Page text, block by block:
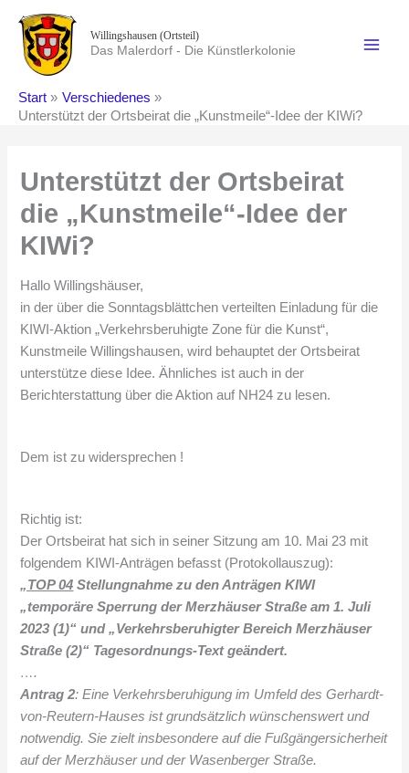
Inhalt
springen
Willingshausen (Ortsteil)
Das Malerdorf - Die Künstlerkolonie
Start
Verschiedenes
Unterstützt der Ortsbeirat die „Kunstmeile“-Idee der KIWi?
Unterstützt der Ortsbeirat
die „Kunstmeile“-Idee der
KIWi?
Hallo Willingshäuser,
in der über die Sonntagsblättchen verteilten Einladung für die
KIWI-Aktion „Verkehrsberuhigte Zone für die Kunst“,
Kunstmeile Willingshausen, wird behauptet der Ortsbeirat
unterstütze diese Idee. Ähnliches ist auch in der
Berichterstattung über die Aktion auf NH24 zu lesen.
Dem ist zu widersprechen !
Richtig ist:
Der Ortsbeirat hat sich in seiner Sitzung am 10. Mai 23 mit
folgendem KIWI-Anträgen befasst (Protokollauszug):
„TOP 04 Stellungnahme zu den Anträgen KIWI
„temporäre Sperrung der Merzhäuser Straße am 1. Juli
2023 (1)“ und „Verkehrsberuhigter Bereich Merzhäuser
Straße (2)“ Tagesordnungs-Text geändert.
….
Antrag 2: Eine Verkehrsberuhigung im Umfeld des Gerhardt-
von-Reutern-Hauses ist grundsätzlich wünschenswert und
notwendig. Sie zielt insbesondere auf die Fußgängersicherheit
auf der Merzhäuser und der Wasenberger Straße.